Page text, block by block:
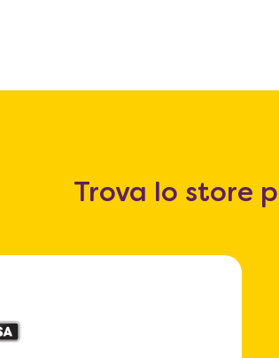
Trova lo store